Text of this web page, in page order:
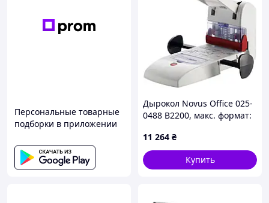
Персональные товарные
подборки в приложении
Дырокол Novus Office 025-
0488 B2200, макс. формат:
11 264 ₴
Купить